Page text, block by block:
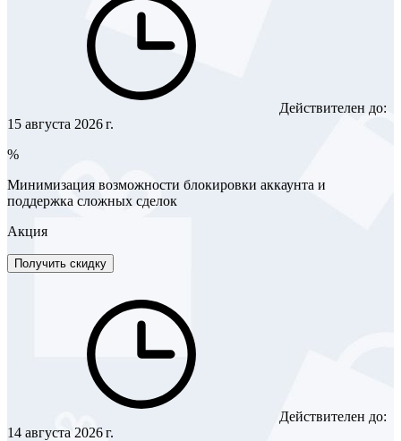
Действителен до:
15 августа 2026 г.
%
Минимизация возможности блокировки аккаунта и
поддержка сложных сделок
Акция
Получить скидку
Действителен до:
14 августа 2026 г.